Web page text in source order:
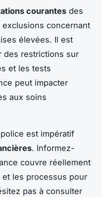
courantes des
concernant
élevées. Il est
des restrictions sur
et les tests
peut impacter
aux soins
est impératif
. Informez-
couvre réellement
les processus pour
pas à consulter